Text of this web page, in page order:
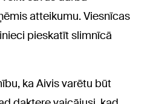
atteikumu. Viesnīcas
pieskatīt slimnīcā
ka Aivis varētu būt